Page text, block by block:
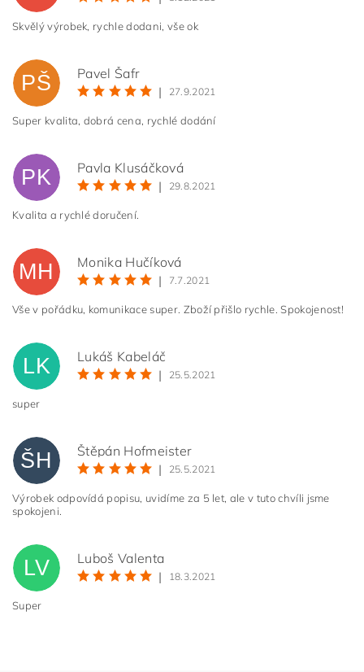
Skvělý výrobek, rychle dodani, vše ok
PŠ
Pavel Šafr
|
27.9.2021
Super kvalita, dobrá cena, rychlé dodání
PK
Pavla Klusáčková
|
29.8.2021
Kvalita a rychlé doručení.
MH
Monika Hučíková
|
7.7.2021
Vše v pořádku, komunikace super. Zboží přišlo rychle. Spokojenost!
LK
Lukáš Kabeláč
|
25.5.2021
super
ŠH
Štěpán Hofmeister
|
25.5.2021
Výrobek odpovídá popisu, uvidíme za 5 let, ale v tuto chvíli jsme
spokojeni.
LV
Luboš Valenta
|
18.3.2021
Super